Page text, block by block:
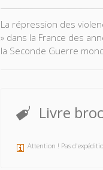
La répression des
» dans la France des
la Seconde Guerre
Livre
Attention ! Pas